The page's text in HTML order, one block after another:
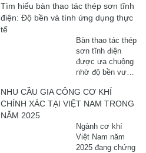
rộng rãi trong
nhiều ngành công
Tìm hiểu bàn thao tác thép sơn tĩnh
điện: Độ bền và tính ứng dụng thực
tế
Bàn thao tác thép
sơn tĩnh điện
được ưa chuộng
nhờ độ bền vượt
chịu tải cao và
thiết kế hiện đại.
giúp bạn hiểu rõ
cấu tạo, ưu điểm
cũng ...
NHU CẦU GIA CÔNG CƠ KHÍ
CHÍNH XÁC TẠI VIỆT NAM TRONG
NĂM 2025
Ngành cơ khí
Việt Nam năm
2025 đang chứng